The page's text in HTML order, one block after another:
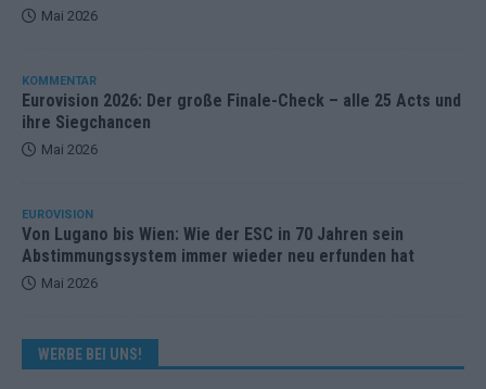
Mai 2026
KOMMENTAR
Eurovision 2026: Der große Finale-Check – alle 25 Acts und
ihre Siegchancen
Mai 2026
EUROVISION
Von Lugano bis Wien: Wie der ESC in 70 Jahren sein
Abstimmungssystem immer wieder neu erfunden hat
Mai 2026
WERBE BEI UNS!